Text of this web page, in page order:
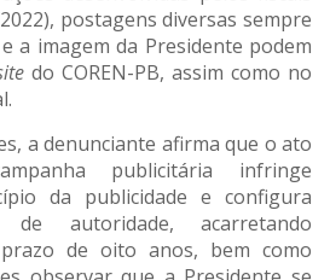
postagens diversas sempre
a imagem da Presidente podem
do COREN-PB, assim como no
a denunciante afirma que o ato
publicitária infringe
da publicidade e configura
autoridade, acarretando
de oito anos, bem como